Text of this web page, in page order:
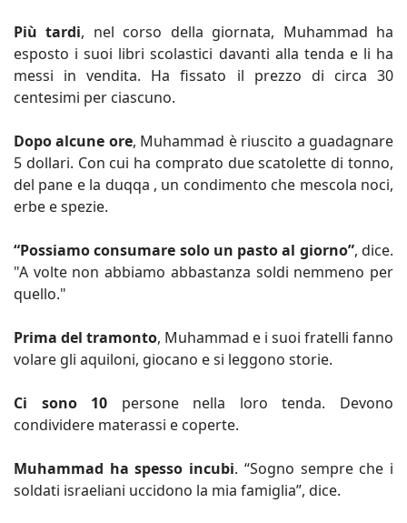
Più tardi, nel corso della giornata, Muhammad ha
esposto i suoi libri scolastici davanti alla tenda e li ha
messi in vendita. Ha fissato il prezzo di circa 30
centesimi per ciascuno.
Dopo alcune ore, Muhammad è riuscito a guadagnare
5 dollari. Con cui ha comprato due scatolette di tonno,
del pane e la duqqa , un condimento che mescola noci,
erbe e spezie.
“Possiamo consumare solo un pasto al giorno”, dice.
"A volte non abbiamo abbastanza soldi nemmeno per
quello."
Prima del tramonto, Muhammad e i suoi fratelli fanno
volare gli aquiloni, giocano e si leggono storie.
Ci sono 10 persone nella loro tenda. Devono
condividere materassi e coperte.
Muhammad ha spesso incubi. “Sogno sempre che i
soldati israeliani uccidono la mia famiglia”, dice.